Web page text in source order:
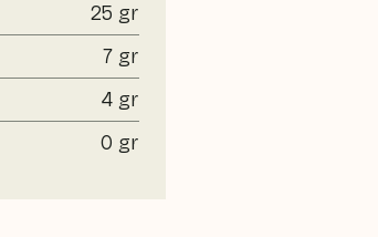
25 gr
7 gr
4 gr
0 gr